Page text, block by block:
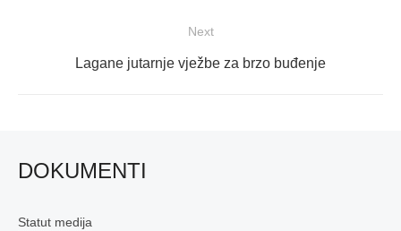
Next
Next
Lagane jutarnje vježbe za brzo buđenje
DOKUMENTI
Statut medija